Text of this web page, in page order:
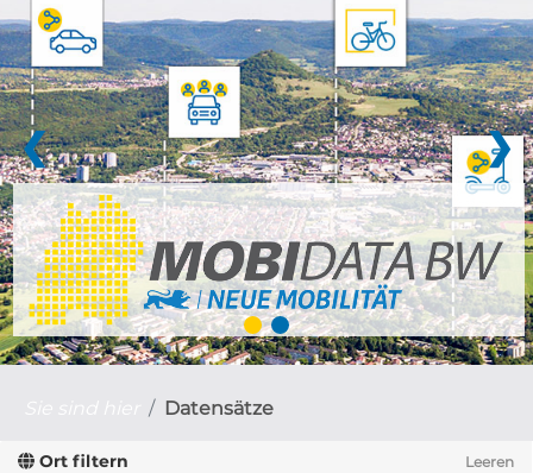
❮ ❯
Datensätze
Ort filtern Leeren